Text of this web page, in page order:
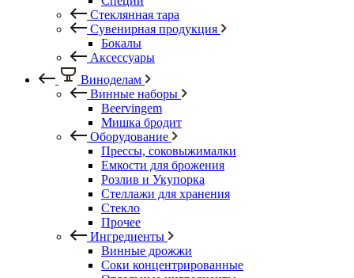
Стеклянная тара
Сувенирная продукция
Бокалы
Аксессуары
Виноделам
Винные наборы
Beervingem
Мишка бродит
Оборудование
Прессы, соковыжималки
Емкости для брожения
Розлив и Укупорка
Стеллажи для хранения
Стекло
Прочее
Ингредиенты
Винные дрожжи
Соки концентрированные